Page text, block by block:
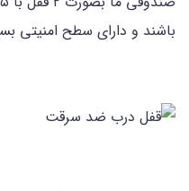
باشند و دارای سطح امنیتی